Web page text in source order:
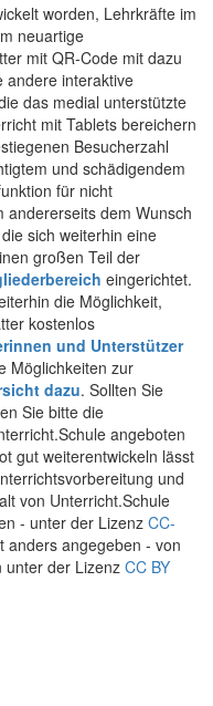
worden, Lehrkräfte im
neuartige
mit QR-Code mit dazu
andere interaktive
das medial unterstützte
mit Tablets bereichern
Besucherzahl
und schädigendem
für nicht
andererseits dem Wunsch
sich weiterhin eine
großen Teil der
eingerichtet.
die Möglichkeit,
kostenlos
und Unterstützer
Möglichkeiten zur
dazu. Sollten Sie
Sie bitte die
angeboten
gut weiterentwickeln lässt
und
von Unterricht.Schule
- unter der Lizenz CC-
anders angegeben - von
unter der Lizenz CC BY